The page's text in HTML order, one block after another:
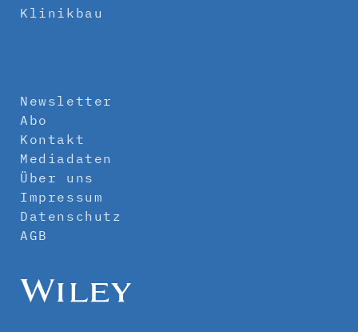
Klinikbau
Newsletter
Abo
Kontakt
Mediadaten
Über uns
Impressum
Datenschutz
AGB